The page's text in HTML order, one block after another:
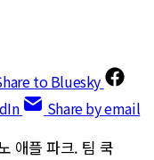
to Bluesky
Share by email
애플 파크. 팀 쿡